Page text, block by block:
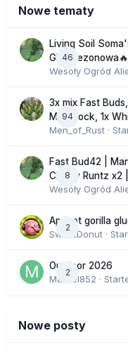
Nowe tematy
46
Living Soil
GHS sezonowa🔥
Wesoły Ogród
94
3x mix Fast
Moonrock, 1x
Men_of_Rust ·
8
Fast Bud42 |
Cherry Runtz x2
Wesoły Ogród
2
Apricot gorilla
SweetDonut ·
2
Outdoor 2026
Marcel852 ·
Nowe posty